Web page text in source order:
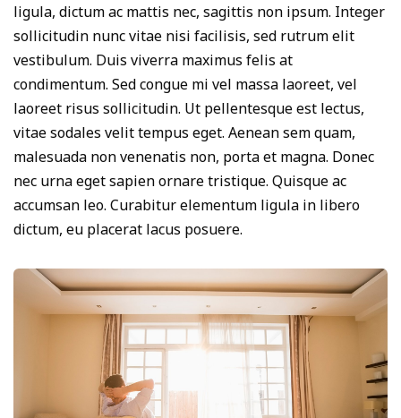
ligula, dictum ac mattis nec, sagittis non ipsum. Integer
sollicitudin nunc vitae nisi facilisis, sed rutrum elit
vestibulum. Duis viverra maximus felis at
condimentum. Sed congue mi vel massa laoreet, vel
laoreet risus sollicitudin. Ut pellentesque est lectus,
vitae sodales velit tempus eget. Aenean sem quam,
malesuada non venenatis non, porta et magna. Donec
nec urna eget sapien ornare tristique. Quisque ac
accumsan leo. Curabitur elementum ligula in libero
dictum, eu placerat lacus posuere.